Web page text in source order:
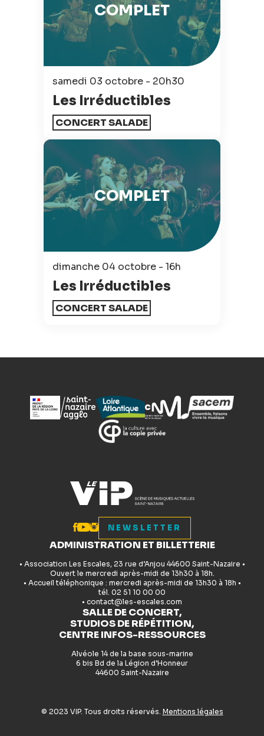
samedi 03 octobre - 20h30
Les Irréductibles
CONCERT SALADE
COMPLET
dimanche 04 octobre - 16h
Les Irréductibles
CONCERT SALADE
COMPLET
NEWSLETTER
ADMINISTRATION ET BILLETTERIE
• Association Les Escales, 23 rue d’Anjou 44600 Saint-Nazaire •
Ouvert le mercredi après-midi de 13h30 à 18h.
• Accueil téléphonique : mercredi après-midi de 13h30 à 18h •
tél. 02 51 10 00 00
• contact@les-escales.com
SALLE DE CONCERT,
STUDIOS DE RÉPÉTITION,
CENTRE INFOS-RESSOURCES
Alvéole 14 de la base sous-marine
6 bis Bd de la Légion d’Honneur
44600 Saint-Nazaire
© 2023 VIP. Tous droits réservés. Mentions légales